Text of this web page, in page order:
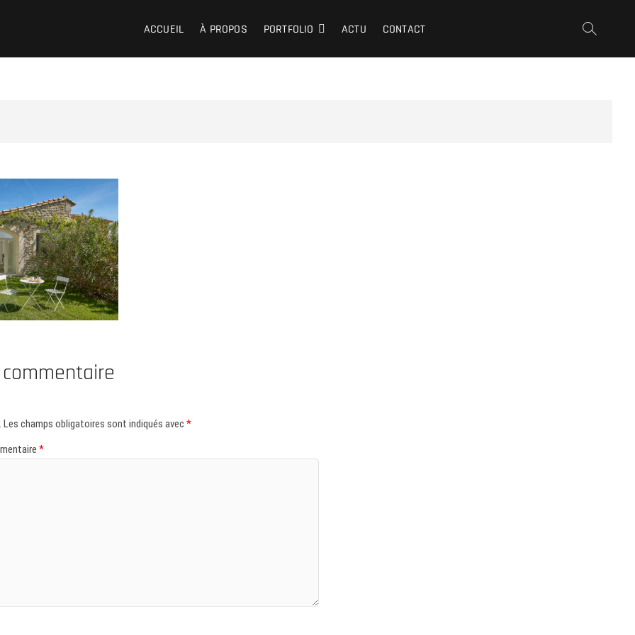
ACCUEIL À PROPOS PORTFOLIO ACTU CONTACT
Les champs obligatoires sont indiqués avec *
*